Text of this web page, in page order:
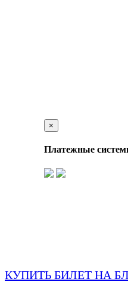
×
Платежные
КУПИТЬ БИЛЕТ НА